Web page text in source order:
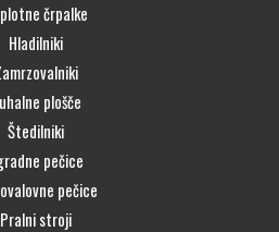
črpalke
Hladilniki
plošče
Štedilniki
pečice
pečice
Pralni stroji